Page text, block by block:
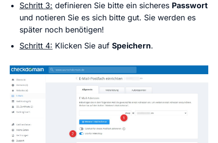
Schritt 3: definieren Sie bitte ein sicheres Passwort
und notieren Sie es sich bitte gut. Sie werden es
später noch benötigen!
Schritt 4: Klicken Sie auf Speichern.